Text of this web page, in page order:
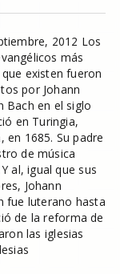
2012 Los
más
existen fueron
por Johann
Bach en el siglo
en Turingia,
en 1685. Su padre
de música
al, igual que sus
Johann
fue luterano hasta
de la reforma de
las iglesias